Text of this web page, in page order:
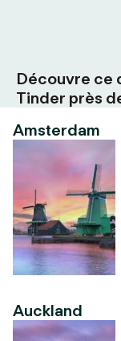
Découvre ce
Tinder près
Amsterdam
Auckland